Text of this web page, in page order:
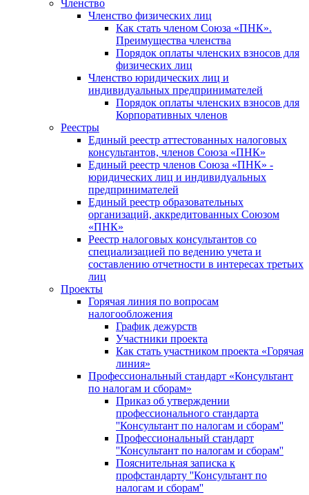
Членство
Членство физических лиц
Как стать членом Союза «ПНК».
Преимущества членства
Порядок оплаты членских взносов для
физических лиц
Членство юридических лиц и
индивидуальных предпринимателей
Порядок оплаты членских взносов для
Корпоративных членов
Реестры
Единый реестр аттестованных налоговых
консультантов, членов Союза «ПНК»
Единый реестр членов Союза «ПНК» -
юридических лиц и индивидуальных
предпринимателей
Единый реестр образовательных
организаций, аккредитованных Союзом
«ПНК»
Реестр налоговых консультантов со
специализацией по ведению учета и
составлению отчетности в интересах третьих
лиц
Проекты
Горячая линия по вопросам
налогообложения
График дежурств
Участники проекта
Как стать участником проекта «Горячая
линия»
Профессиональный стандарт «Консультант
по налогам и сборам»
Приказ об утверждении
профессионального стандарта
''Консультант по налогам и сборам''
Профессиональный стандарт
''Консультант по налогам и сборам''
Пояснительная записка к
профстандарту ''Консультант по
налогам и сборам''